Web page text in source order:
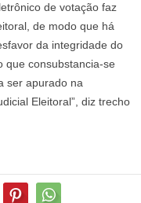
de votação faz
de modo que há
da integridade do
que consubstancia-se
ser apurado na
Eleitoral”, diz trecho